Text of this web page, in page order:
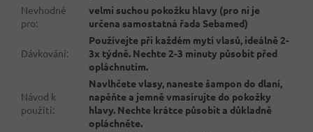
Nevhodné
pro:
velmi suchou pokožku hlavy (pro ni je
určena samostatná řada Sebamed)
Dávkování:
Používejte při každém mytí vlasů, ideálně 2-
3x týdně. Nechte 2-3 minuty působit před
opláchnutím.
Návod k
použití:
Navlhčete vlasy, naneste šampon do dlaní,
napěňte a jemně vmasírujte do pokožky
hlavy. Nechte krátce působit a důkladně
opláchněte.